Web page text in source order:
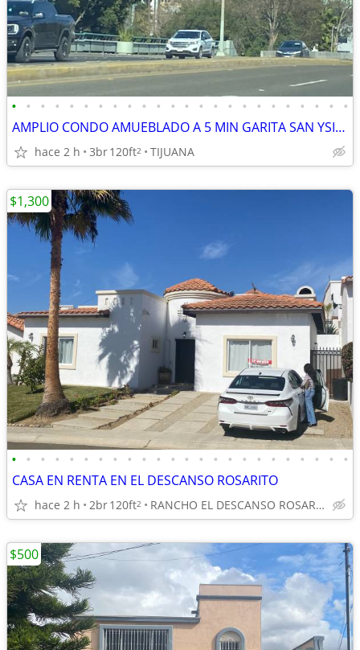
• • • • • • • • • • • • • • • • • • • • • • • •
AMPLIO CONDO AMUEBLADO A 5 MIN GARITA SAN YSIDRO COLONIA RUIZ CORTINEZ
hace 2 h 3br120ft2 TIJUANA
• • • • • • • • • • • • • • • • • • • • • • • •
CASA EN RENTA EN EL DESCANSO ROSARITO
hace 2 h 2br120ft2 RANCHO EL DESCANSO ROSARITO
$1,300
$500